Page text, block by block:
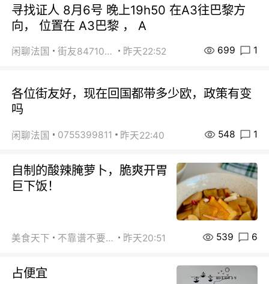
寻找证人 8月6号 晚上19h50 在A3往巴黎方
向， 位置在 A3巴黎 ， A
闲聊法国 街友84710671 昨天22:52 699 1
各位街友好，现在回国都带多少欧，政策有变
吗
闲聊法国 0755399811 昨天22:40 548 1
自制的酸辣腌萝卜，脆爽开胃
巨下饭！
美食天下 不靠谱不要联系 昨天20:51 539 6
占便宜